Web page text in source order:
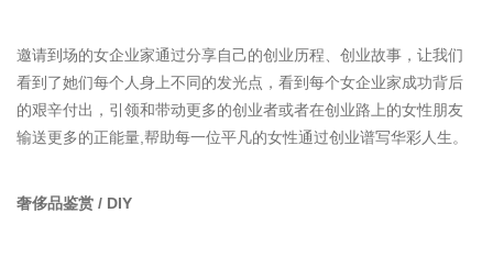
邀请到场的女企业家通过分享自己的创业历程、创业故事，让我们
看到了她们每个人身上不同的发光点，看到每个女企业家成功背后
的艰辛付出，引领和带动更多的创业者或者在创业路上的女性朋友
输送更多的正能量,帮助每一位平凡的女性通过创业谱写华彩人生。
奢侈品鉴赏 / DIY